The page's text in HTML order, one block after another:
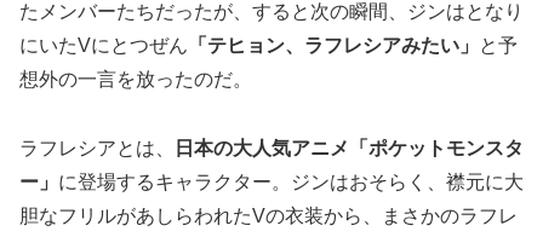
たメンバーたちだったが、すると次の瞬間、ジンはとなり
にいたVにとつぜん 「テヒョン、ラフレシアみたい」
と予
想外の一言を放ったのだ。
ラフレシアとは、
日本の大人気アニメ「ポケットモンスタ
ー」 に登場するキャラクター。ジンはおそらく、襟元に大
胆なフリルがあしらわれたVの衣装から、まさかのラフレ